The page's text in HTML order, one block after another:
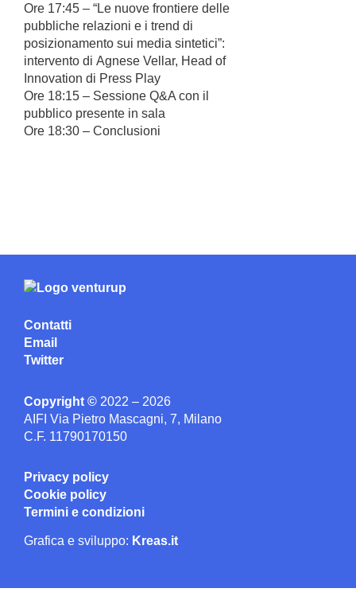
Ore 17:45 – “Le nuove frontiere delle
pubbliche relazioni e i trend di
posizionamento sui media sintetici”:
intervento di Agnese Vellar, Head of
Innovation di Press Play
Ore 18:15 – Sessione Q&A con il
pubblico presente in sala
Ore 18:30 – Conclusioni
Contatti
Email
Twitter
Copyright © 2022 – 2026
AIFI Via Pietro Mascagni, 7, Milano
C.F. 11790170150
Privacy policy
Cookie policy
Termini e condizioni
Grafica e sviluppo: Kreas.it